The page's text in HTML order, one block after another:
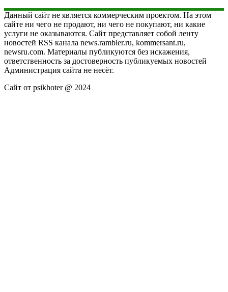
Данный сайт не является коммерческим проектом. На этом
сайте ни чего не продают, ни чего не покупают, ни какие
услуги не оказываются. Сайт представляет собой ленту
новостей RSS канала news.rambler.ru, kommersant.ru,
newsru.com. Материалы публикуются без искажения,
ответственность за достоверность публикуемых новостей
Администрация сайта не несёт.
Сайт от psikhoter @ 2024